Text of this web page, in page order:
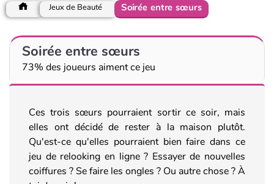
Jeux de Beauté Soirée entre sœurs
Soirée entre sœurs
73% des joueurs aiment ce jeu
Ces trois sœurs pourraient sortir ce soir, mais
elles ont décidé de rester à la maison plutôt.
Qu'est-ce qu'elles pourraient bien faire dans ce
jeu de relooking en ligne ? Essayer de nouvelles
coiffures ? Se faire les ongles ? Ou autre chose ? À